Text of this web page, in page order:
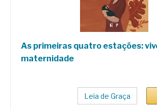
As primeiras quatro estações:
maternidade
Leia de Graça